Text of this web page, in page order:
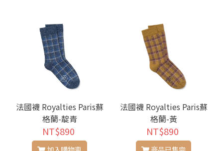
法國襪 Royalties Paris蘇
格蘭-靛青
NT$890
法國襪 Royalties Paris蘇
格蘭-黃
NT$890